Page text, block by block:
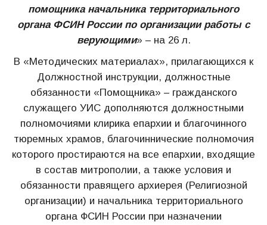
помощника начальника территориального
органа ФСИН России по организации работы с
верующими» – на 26 л.
В «Методических материалах», прилагающихся к
Должностной инструкции, должностные
обязанности «Помощника» – гражданского
служащего УИС дополняются должностными
полномочиями клирика епархии и благочинного
тюремных храмов, благочиннические полномочия
которого простираются на все епархии, входящие
в состав митрополии, а также условия и
обязанности правящего архиерея (Религиозной
организации) и начальника территориального
органа ФСИН России при назначении